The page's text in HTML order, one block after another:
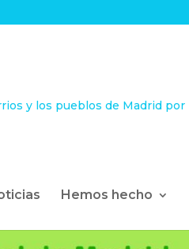
Hemos hecho